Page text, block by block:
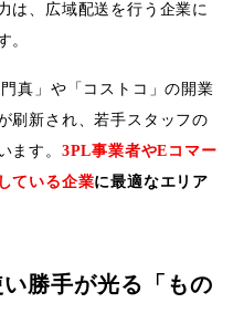
は、広域配送を行う企業に
。
真」や「コストコ」の開業
刷新され、若手スタッフの
ます。 3PL事業者やE コマー
ている企業に最適なエリア
勝手が光る「もの